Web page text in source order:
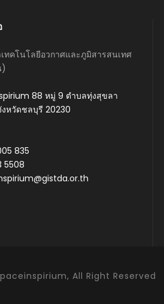
ทคโนโลยีอวกาศและภูมิสารสนเทศ
88 หมู่ 9 ตำบลทุ่งสุขลา
งหวัดชลบุรี 20230
835
5508
All Right Reserved